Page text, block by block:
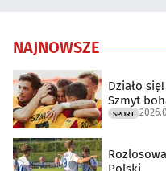
NAJNOWSZE
Działo
Szmyt
SPORT